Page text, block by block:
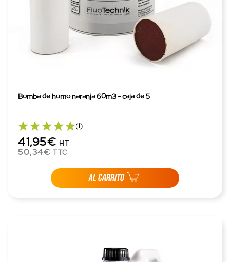
Bomba de humo naranja 60m3 - caja de 5
(1)
41,95€ HT
50,34€ TTC
AL CARRITO